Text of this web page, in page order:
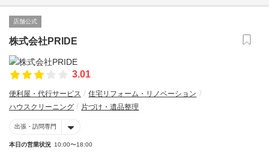
店舗公式
株式会社PRIDE
3.01
便利屋・代行サービス
住宅リフォーム・リノベーション
ハウスクリーニング
片づけ・遺品整理
出張・訪問専門
本日の営業状況 10:00〜18:00